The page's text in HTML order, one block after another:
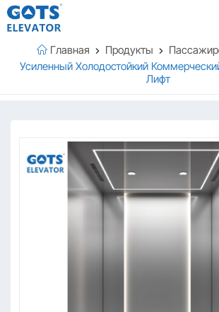
Главная Продукты
Усиленный Холодостойкий
Лифт